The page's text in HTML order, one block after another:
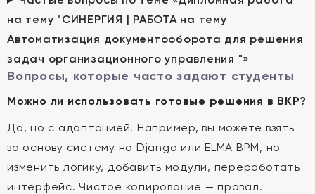
на тему "СИНЕРГИЯ | РАБОТА на тему
Автоматизация документооборота для решения
задач организационного управления "»
Вопросы, которые часто задают студенты
Можно ли использовать готовые решения в ВКР?
Да, но с адаптацией. Например, вы можете взять
за основу систему на Django или ELMA BPM, но
изменить логику, добавить модули, переработать
интерфейс. Чистое копирование — провал.